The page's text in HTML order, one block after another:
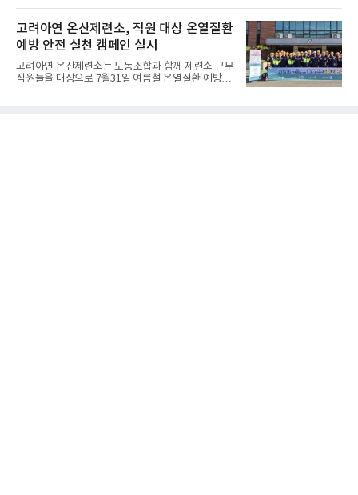
따른 기저효과가 실
엔터프라이즈에서 클라우드인프라·디지털전환(DX)
부문장과 사업부문장을 역임하며 전략 수립부터 사업
화까지 전 과정을 이끌어왔다. 카카오엔터프라이즈
합류 전에는 카카오의 시스템엔지니어링 리더로서 카
카오톡 인프라 아키텍처 설계와 운영을 담당한 경험
도 있다.카카오엔터프라이즈는 인공지능(AI), 클라우
드, 검색 등 카카오가 축적해온 기술력과 서비스 운영
고려아연 온산제련소, 직원 대상 온열질환
예방 안전 실천 캠페인 실시
고려아연 온산제련소는 노동조합과 함께 제련소 근무
직원들을 대상으로 7월31일 여름철 온열질환 예방을